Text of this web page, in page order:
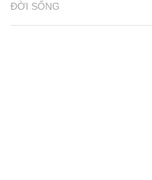
ĐỜI SỐNG